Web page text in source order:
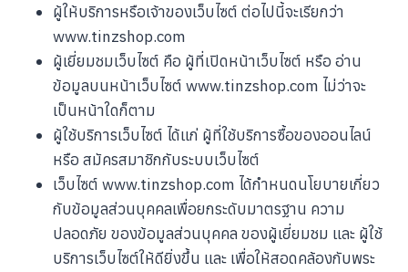
ผู้ให้บริการหรือเจ้าของเว็บไซต์ ต่อไปนี้จะเรียกว่า
www.tinzshop.com
ผู้เยี่ยมชมเว็บไซต์ คือ ผู้ที่เปิดหน้าเว็บไซต์ หรือ อ่าน
ข้อมูลบนหน้าเว็บไซต์ www.tinzshop.com ไม่ว่าจะ
เป็นหน้าใดก็ตาม
ผู้ใช้บริการเว็บไซต์ ได้แก่ ผู้ที่ใช้บริการซื้อของออนไลน์
หรือ สมัครสมาชิกกับระบบเว็บไซต์
เว็บไซต์ www.tinzshop.com ได้กำหนดนโยบายเกี่ยว
กับข้อมูลส่วนบุคคลเพื่อยกระดับมาตรฐาน ความ
ปลอดภัย ของข้อมูลส่วนบุคคล ของผู้เยี่ยมชม และ ผู้ใช้
บริการเว็บไซต์ให้ดียิ่งขึ้น และ เพื่อให้สอดคล้องกับพระ